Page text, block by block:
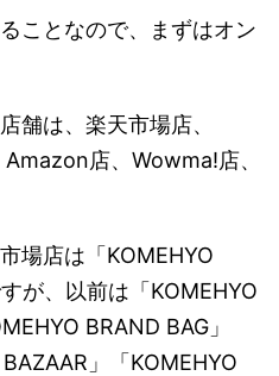
ことなので、まずはオン
舗は、楽天市場店、
店、Wowma!店、
場店は「KOMEHYO
が、以前は「KOMEHYO
BRAND BAG」
」「KOMEHYO